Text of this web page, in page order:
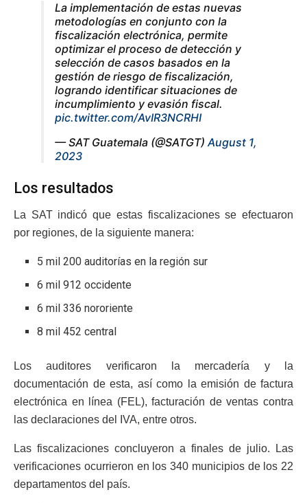
La implementación de estas nuevas
metodologías en conjunto con la
fiscalización electrónica, permite
optimizar el proceso de detección y
selección de casos basados en la
gestión de riesgo de fiscalización,
logrando identificar situaciones de
incumplimiento y evasión fiscal.
pic.twitter.com/AvIR3NCRHI
— SAT Guatemala (@SATGT)August 1,
2023
Los resultados
La SAT indicó que estas fiscalizaciones se efectuaron
por regiones, de la siguiente manera:
5 mil 200 auditorías en la región sur
6 mil 912 occidente
6 mil 336 nororiente
8 mil 452 central
Los auditores verificaron la mercadería y la
documentación de esta, así como la emisión de factura
electrónica en línea (FEL), facturación de ventas contra
las declaraciones del IVA, entre otros.
Las fiscalizaciones concluyeron a finales de julio. Las
verificaciones ocurrieron en los 340 municipios de los 22
departamentos del país.